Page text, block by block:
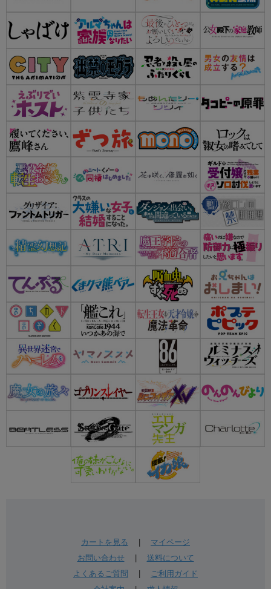
カートを見る
マイページ
お問い合わせ| 送料について
よくあるご質問
ご利用ガイド